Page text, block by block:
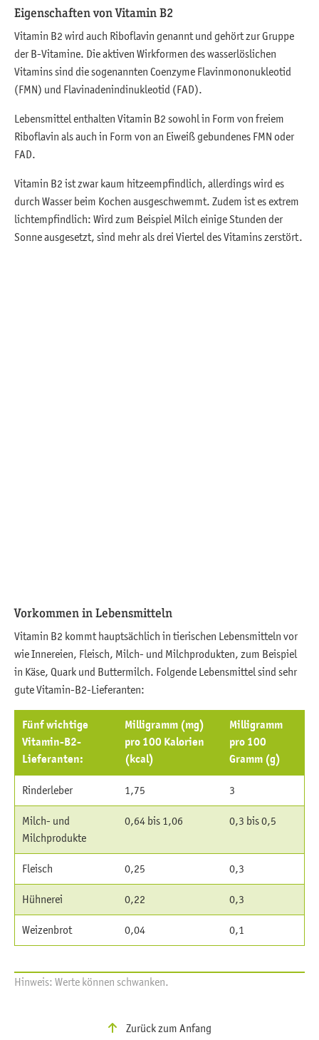
Eigenschaften von Vitamin B2
Vitamin B2 wird auch Riboflavin genannt und gehört zur Gruppe
der B-Vitamine. Die aktiven Wirkformen des wasserlöslichen
Vitamins sind die sogenannten Coenzyme Flavinmononukleotid
(FMN) und Flavinadenindinukleotid (FAD).
Lebensmittel enthalten Vitamin B2 sowohl in Form von freiem
Riboflavin als auch in Form von an Eiweiß gebundenes FMN oder
FAD.
Vitamin B2 ist zwar kaum hitzeempfindlich, allerdings wird es
durch Wasser beim Kochen ausgeschwemmt. Zudem ist es extrem
lichtempfindlich: Wird zum Beispiel Milch einige Stunden der
Sonne ausgesetzt, sind mehr als drei Viertel des Vitamins zerstört.
Vorkommen in Lebensmitteln
Vitamin B2 kommt hauptsächlich in tierischen Lebensmitteln vor
wie Innereien, Fleisch, Milch- und Milchprodukten, zum Beispiel
in Käse, Quark und Buttermilch. Folgende Lebensmittel sind sehr
gute Vitamin-B2-Lieferanten:
Fünf wichtige
Vitamin-B2-
Lieferanten:
Milligramm (mg)
pro 100 Kalorien
(kcal)
Milligramm
pro 100
Gramm (g)
Rinderleber 1,75 3
Milch- und
Milchprodukte
0,64 bis 1,06 0,3 bis 0,5
Fleisch 0,25 0,3
Hühnerei 0,22 0,3
Weizenbrot 0,04 0,1
Hinweis: Werte können schwanken.
Zurück zum Anfang